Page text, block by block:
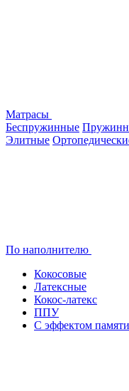
Матрасы
Беспружинные
Элитные
По наполнителю
Кокосовые
Латексные
Кокос-латекс
ППУ
С эффектом памяти